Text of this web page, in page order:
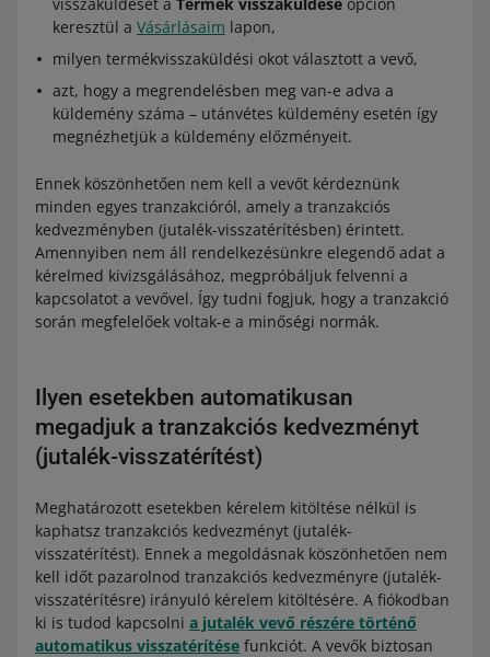
keresztül a Vásárlásaim lapon,
milyen termékvisszaküldési okot választott a vevő,
azt, hogy a megrendelésben meg van-e adva a
küldemény száma – utánvétes küldemény esetén így
megnézhetjük a küldemény előzményeit.
Ennek köszönhetően nem kell a vevőt kérdeznünk
minden egyes tranzakcióról, amely a tranzakciós
kedvezményben (jutalék-visszatérítésben) érintett.
Amennyiben nem áll rendelkezésünkre elegendő adat a
kérelmed kivizsgálásához, megpróbáljuk felvenni a
kapcsolatot a vevővel. Így tudni fogjuk, hogy a tranzakció
során megfelelőek voltak-e a minőségi normák.
Ilyen esetekben automatikusan
megadjuk a tranzakciós kedvezményt
(jutalék-visszatérítést)
Meghatározott esetekben kérelem kitöltése nélkül is
kaphatsz tranzakciós kedvezményt (jutalék-
visszatérítést). Ennek a megoldásnak köszönhetően nem
kell időt pazarolnod tranzakciós kedvezményre (jutalék-
visszatérítésre) irányuló kérelem kitöltésére. A fiókodban
ki is tudod kapcsolni a jutalék vevő részére történő
automatikus visszatérítése funkciót. A vevők biztosan